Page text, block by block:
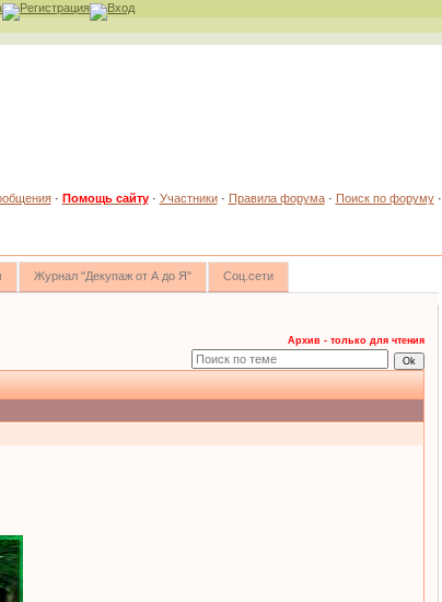
Регистрация Вход
· Помощь сайту· Участники· Правила форума· Поиск по форуму·
Журнал "Декупаж от А до Я" Соц.сети
Архив - только для чтения